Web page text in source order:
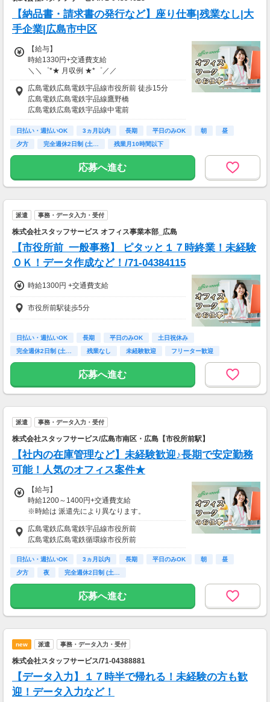
速払いサービス(日払いサービス)も導入してい
ます。
18時までの申請で...
＼ 申請当日に給与振り込み！ ／
（18時以降の申請は翌9時までに振込となりま
す）
※承認済の勤怠実績に応じて申請が可能です。
※その他規定あり（詳細は登録後にマイページ
よりご確認ください）
【交通費】
交通費支給（規定あり）
【納品書・請求書の発行など】座り仕事|残業なし|大
手企業|広島市中区
【給与】
時給1330円+交通費支給
＼＼゜*★ 月収例 ★*゜／／
週5日(月22日勤務)×1日7.5時間×時給1330円=
月収21万9450円
【給与支払】
月払い給与の前払いが可能な福利厚生サービス
として、
速払いサービス(日払いサービス)も導入してい
18時までの申請で...
＼ 申請当日に給与振り込み！ ／
（18時以降の申請は翌9時までに振込となりま
す）
※承認済の勤怠実績に応じて申請が可能です。
※その他規定あり（詳細は登録後にマイページ
よりご確認ください）
【交通費】
別途一部支給
広島電鉄広島電鉄宇品線市役所前 徒歩15分
広島電鉄広島電鉄宇品線鷹野橋
広島電鉄広島電鉄宇品線中電前
広島電鉄広島電鉄宇品線日赤病院前
広島電鉄広島電鉄宇品線袋町
日払い・週払いOK 3ヵ月以内 長期 平日のみOK 朝
昼
夕方
完全週休2日制 (土… 残業月10時間以下
応募へ進む
派遣 事務・データ入力・受付
株式会社スタッフサービス オフィス事業本部_広島
【市役所前_一般事務】 ピタッと１７時終業！未経験
ＯＫ！データ作成など！/71-04384115
時給1300円 +交通費支給
市役所前駅徒歩5分
日払い・週払いOK 長期 平日のみOK
土日祝休み
完全週休2日制 (土…
残業なし 未経験歓迎
フリーター歓迎
高校卒業以上
応募へ進む
派遣 事務・データ入力・受付
株式会社スタッフサービス/広島市南区・広島【市役所前駅】
【社内の在庫管理など】未経験歓迎♪長期で安定勤務
可能！人気のオフィス案件★
【給与】
時給1200～1400円+交通費支給
※時給は 派遣先により異なります。
◇◆ 月収例 ◆◇
・時給1200円×8ｈ×20日間＝月19万2000円
ってます！／
推しへの出費・セール時期の爆買いが重なっ
て、
した◎
月末に金欠の不安がなくなるって、思っていた
大手スタッフサービスだからこその待遇だなと
思いました！
【給与支払】
広島電鉄広島電鉄宇品線市役所前
広島電鉄広島電鉄循環線市役所前
日払い・週払いOK 3ヵ月以内 長期 平日のみOK 朝
昼
夕方
夜 完全週休2日制 (土…
応募へ進む
new 派遣 事務・データ入力・受付
株式会社スタッフサービス/71-04388881
【データ入力】１７時半で帰れる！未経験の方も歓
迎！データ入力など！